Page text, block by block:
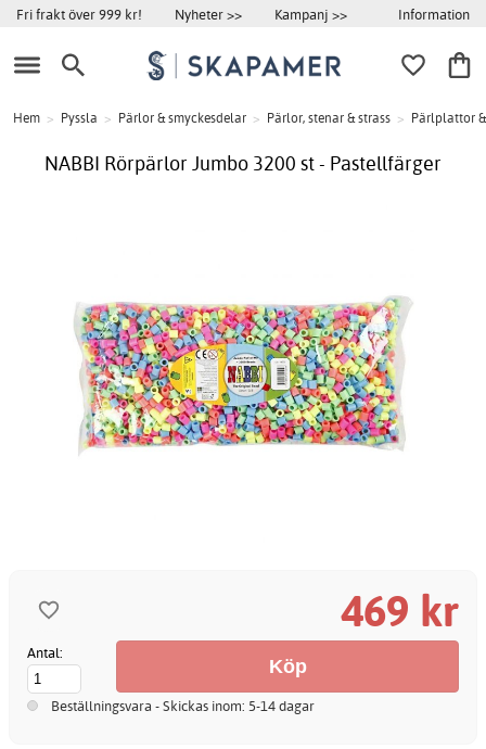
Fri frakt över 999 kr! Nyheter >> Kampanj >> Information
Hem > Pyssla > Pärlor & smyckesdelar > Pärlor, stenar & strass > Pärlplattor
NABBI Rörpärlor Jumbo 3200 st - Pastellfärger
469 kr
Antal:
Beställningsvara - Skickas inom: 5-14 dagar